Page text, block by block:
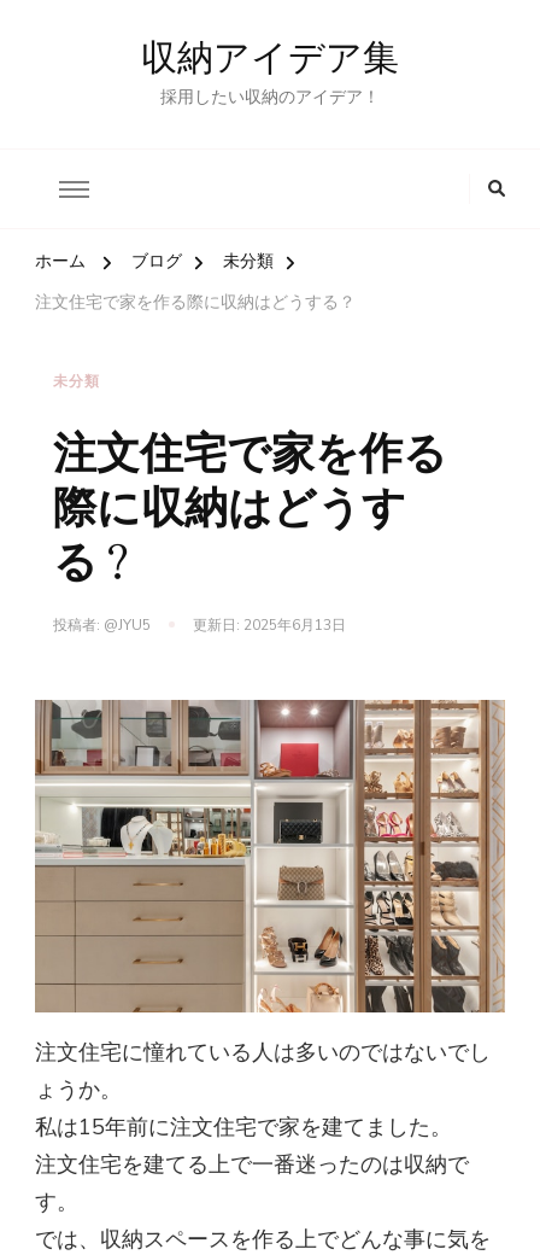
収納アイデア集
採用したい収納のアイデア！
ホーム ブログ
未分類
注文住宅で家を作る際に収納はどうする？
未分類
注文住宅で家を作る
際に収納はどうす
る？
投稿者: @JYU5 更新日: 2025年6月13日
注文住宅に憧れている人は多いのではないでし
ょうか。
私は15年前に注文住宅で家を建てました。
注文住宅を建てる上で一番迷ったのは収納で
す。
では、収納スペースを作る上でどんな事に気を